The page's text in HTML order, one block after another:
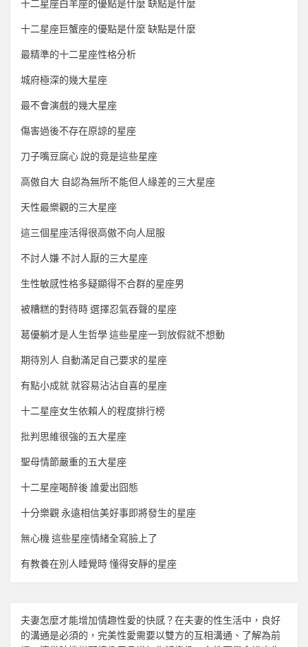
十二星座白羊座的優點是什麼 缺點是什麼
十二星座巨蟹座的優點是什麼 缺點是什麼
最精準的十二星座性格分析
城府極深的幾大星座
最不會演戲的幾大星座
傷害過後不存在原諒的星座
刀子嘴豆腐心 說的竟是這些星座
高傲自大 自認為無所不能但人緣差的三大星座
天性最樂觀的三大星座
這三個星座活得很高傲不向人屈服
不討人嫌 不討人厭的三大星座
生性敏感性格多疑顯得不合群的星座男
被糟糕的對待時 選擇忍氣吞聲的星座
葛優躺才是人生哲學 這些星座一到放假就不想動
期待別人 自動滿足自己要求的星座
有點小成就 就容易沾沾自喜的星座
十二星座女生依賴人的程度排行榜
批判思維很強的五大星座
聖母情節嚴重的五大星座
十二星座喝醉後 誰愛出囧態
十分樂觀 永遠相信美好事即將發生的星座
無心機 這些星座情緒全寫臉上了
有教養在別人睡覺時 懂得安靜的星座
夫妻怎麼才能增加情趣性愛的快感？在夫妻的性生活中，良好
的溝通是必須的，完美性愛需要以雙方的互相溝通、了解為前